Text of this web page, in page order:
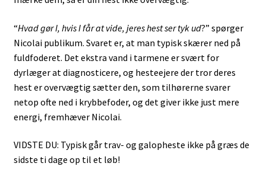
“Hvad gør I, hvis I får at vide, jeres hest ser tyk ud?” spørger
Nicolai publikum. Svaret er, at man typisk skærer ned på
fuldfoderet. Det ekstra vand i tarmene er svært for
dyrlæger at diagnosticere, og hesteejere der tror deres
hest er overvægtig sætter den, som tilhørerne svarer
netop ofte ned i krybbefoder, og det giver ikke just mere
energi, fremhæver Nicolai.
VIDSTE DU: Typisk går trav- og galopheste ikke på græs de
sidste ti dage op til et løb!